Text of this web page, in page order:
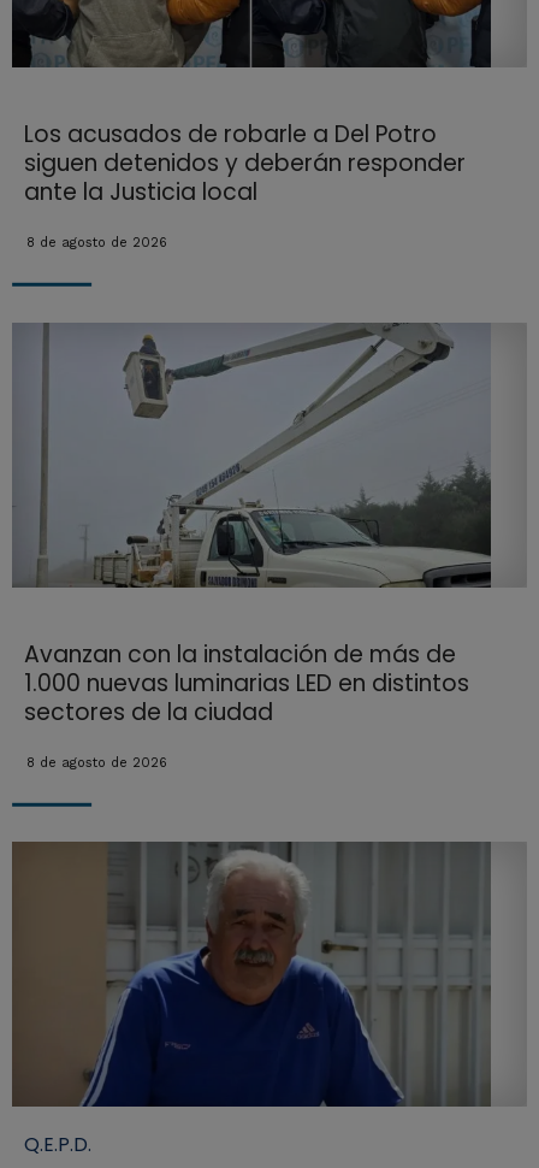
Los acusados de robarle a Del Potro
siguen detenidos y deberán responder
ante la Justicia local
8 de agosto de 2026
Avanzan con la instalación de más de
1.000 nuevas luminarias LED en distintos
sectores de la ciudad
8 de agosto de 2026
Q.E.P.D.